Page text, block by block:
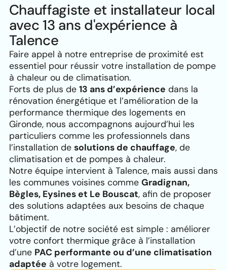
Chauffagiste et installateur local
avec 13 ans d'expérience à
Talence
Faire appel à notre entreprise de proximité est
essentiel pour réussir votre installation de pompe
à chaleur ou de climatisation.
Forts de plus de 13 ans d’expérience dans la
rénovation énergétique et l’amélioration de la
performance thermique des logements en
Gironde, nous accompagnons aujourd’hui les
particuliers comme les professionnels dans
l’installation de solutions de chauffage, de
climatisation et de pompes à chaleur.
Notre équipe intervient à Talence, mais aussi dans
les communes voisines comme Gradignan,
Bègles, Eysines et Le Bouscat, afin de proposer
des solutions adaptées aux besoins de chaque
bâtiment.
L’objectif de notre société est simple : améliorer
votre confort thermique grâce à l’installation
d’une PAC performante ou d’une climatisation
adaptée à votre logement.